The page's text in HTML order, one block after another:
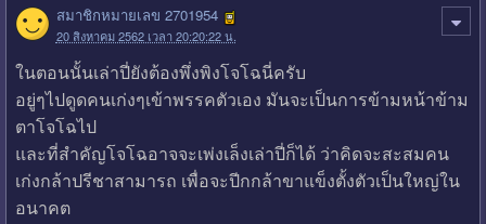
สมาชิกหมายเลข 2701954
20 สิงหาคม 2562 เวลา 20:20:22 น.
ในตอนนั้นเล่าปี่ยังต้องพึ่งพิงโจโฉนี่ครับ
อยู่ๆไปดูดคนเก่งๆเข้าพรรคตัวเอง มันจะเป็นการข้ามหน้าข้าม
ตาโจโฉไป
และที่สำคัญโจโฉอาจจะเพ่งเล็งเล่าปี่ก็ได้ ว่าคิดจะสะสมคน
เก่งกล้าปรีชาสามารถ เพื่อจะปีกกล้าขาแข็งตั้งตัวเป็นใหญ่ใน
อนาคต